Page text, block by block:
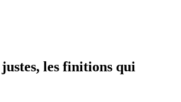
les finitions qui